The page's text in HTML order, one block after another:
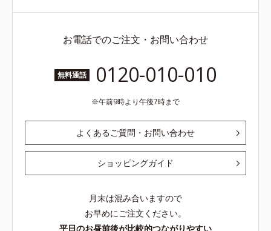
お電話でのご注文・お問い合わせ
無料通話 0120-010-010
午前9時より午後7時まで
よくあるご質問・お問い合わせ
ショッピングガイド
月末は混み合いますので
お早めにご注文ください。
平日のお昼前後が比較的つながりやすい